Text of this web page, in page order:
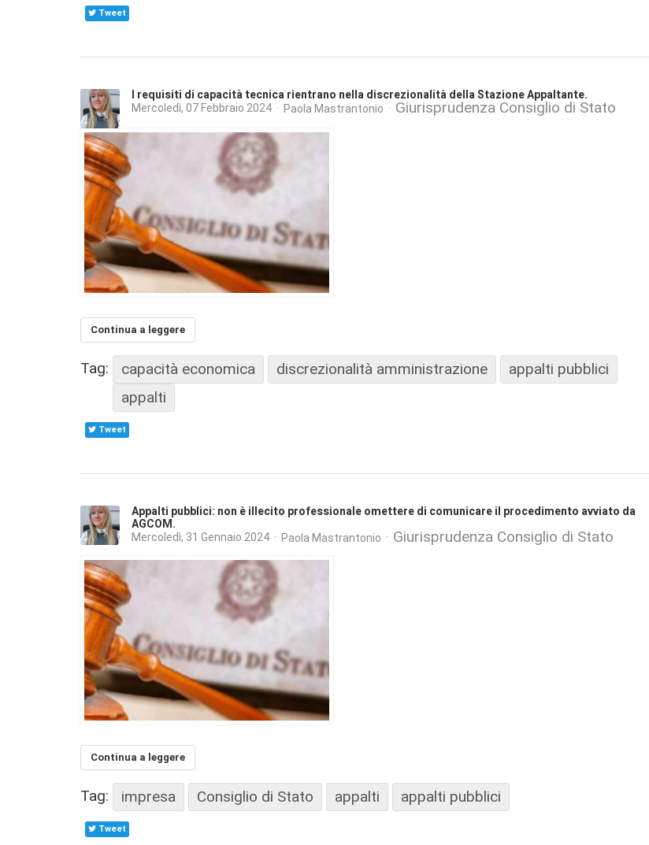
Tweet
I requisiti di capacità tecnica rientrano nella discrezionalità della Stazione Appaltante.
Mercoledì, 07 Febbraio 2024 Paola Mastrantonio Giurisprudenza Consiglio di Stato
Continua a leggere
Tag: capacità economica discrezionalità amministrazione
appalti pubblici
appalti
Tweet
Appalti pubblici: non è illecito professionale omettere di comunicare il procedimento avviato da
AGCOM.
Mercoledì, 31 Gennaio 2024 Paola Mastrantonio Giurisprudenza Consiglio di Stato
Continua a leggere
Tag: impresa Consiglio di Stato appalti appalti pubblici
Tweet